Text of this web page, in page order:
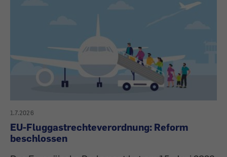
1.7.2026
EU-Fluggastrechteverordnung: Reform
beschlossen